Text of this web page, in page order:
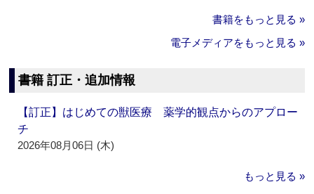
書籍をもっと見る »
電子メディアをもっと見る »
書籍 訂正・追加情報
【訂正】はじめての獣医療 薬学的観点からのアプロー
チ
2026年08月06日 (木)
もっと見る »